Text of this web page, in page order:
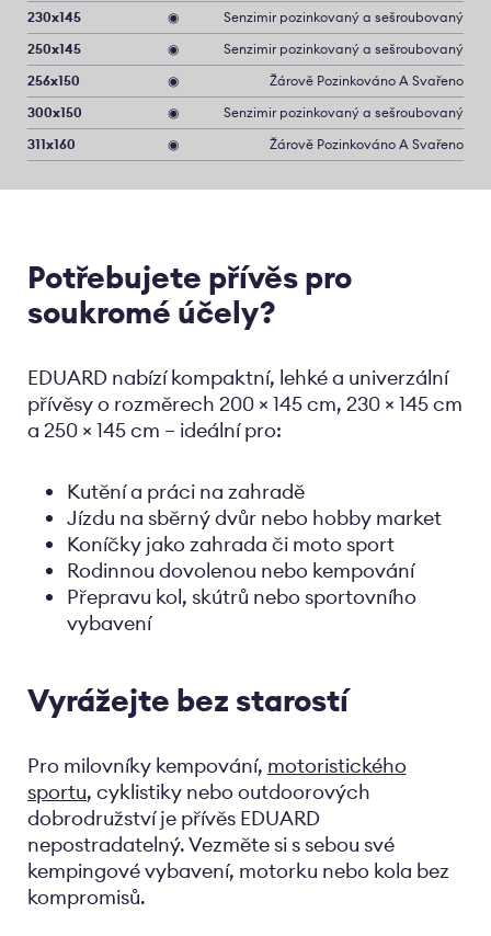
230x145
◉
Senzimir pozinkovaný a sešroubovaný
250x145
◉
Senzimir pozinkovaný a sešroubovaný
256x150
◉
Žárově Pozinkováno A Svařeno
300x150
◉
Senzimir pozinkovaný a sešroubovaný
311x160
◉ Žárově Pozinkováno A Svařeno
Potřebujete přívěs pro
soukromé účely?
EDUARD nabízí kompaktní, lehké a univerzální
přívěsy o rozměrech 200 × 145 cm, 230 × 145 cm
a 250 × 145 cm – ideální pro:
Kutění a práci na zahradě
Jízdu na sběrný dvůr nebo hobby market
Koníčky jako zahrada či moto sport
Rodinnou dovolenou nebo kempování
Přepravu kol, skútrů nebo sportovního
vybavení
Vyrážejte bez starostí
Pro milovníky kempování, motoristického
sportu, cyklistiky nebo outdoorových
dobrodružství je přívěs EDUARD
nepostradatelný. Vezměte si s sebou své
kempingové vybavení, motorku nebo kola bez
kompromisů.